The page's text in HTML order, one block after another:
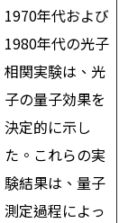
1970年代および
1980年代の光子
相関実験は、光
子の量子効果を
決定的に示し
た。これらの実
験結果は、量子
測定過程によっ